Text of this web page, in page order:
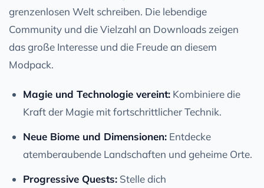
grenzenlosen Welt schreiben. Die lebendige
Community und die Vielzahl an Downloads zeigen
das große Interesse und die Freude an diesem
Modpack.
Magie und Technologie vereint: Kombiniere die
Kraft der Magie mit fortschrittlicher Technik.
Neue Biome und Dimensionen: Entdecke
atemberaubende Landschaften und geheime Orte.
Progressive Quests: Stelle dich